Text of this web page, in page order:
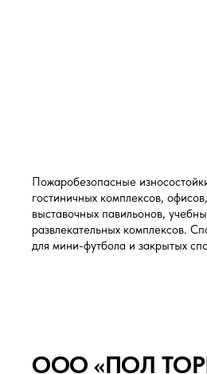
ООО «ПОЛ
Пожаробезопасные
гостиничных комплексов,
выставочных павильонов,
развлекательных комплексов.
для мини-футбола и закрытых